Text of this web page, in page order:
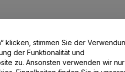
klicken, stimmen Sie der
der Funktionalität und
wir nur